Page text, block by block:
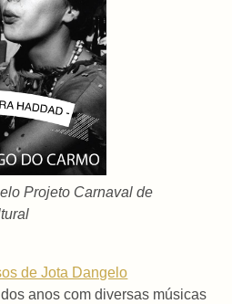
Projeto Carnaval de
de Jota Dangelo
anos com diversas músicas